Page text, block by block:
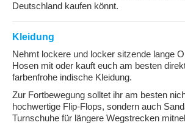
Deutschland kaufen könnt.
Kleidung
Nehmt lockere und locker sitzende lange
Hosen mit oder kauft euch am besten
farbenfrohe indische Kleidung.
Zur Fortbewegung solltet ihr am besten
hochwertige Flip-Flops, sondern auch
Turnschuhe für längere Wegstrecken